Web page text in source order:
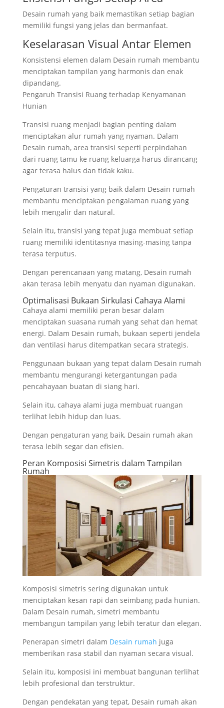
Desain rumah yang baik memastikan setiap bagian
memiliki fungsi yang jelas dan bermanfaat.
Keselarasan Visual Antar Elemen
Konsistensi elemen dalam Desain rumah membantu
menciptakan tampilan yang harmonis dan enak
dipandang.
Pengaruh Transisi Ruang terhadap Kenyamanan
Hunian
Transisi ruang menjadi bagian penting dalam
menciptakan alur rumah yang nyaman. Dalam
Desain rumah, area transisi seperti perpindahan
dari ruang tamu ke ruang keluarga harus dirancang
agar terasa halus dan tidak kaku.
Pengaturan transisi yang baik dalam Desain rumah
membantu menciptakan pengalaman ruang yang
lebih mengalir dan natural.
Selain itu, transisi yang tepat juga membuat setiap
ruang memiliki identitasnya masing-masing tanpa
terasa terputus.
Dengan perencanaan yang matang, Desain rumah
akan terasa lebih menyatu dan nyaman digunakan.
Optimalisasi Bukaan Sirkulasi Cahaya Alami
Cahaya alami memiliki peran besar dalam
menciptakan suasana rumah yang sehat dan hemat
energi. Dalam Desain rumah, bukaan seperti jendela
dan ventilasi harus ditempatkan secara strategis.
Penggunaan bukaan yang tepat dalam Desain rumah
membantu mengurangi ketergantungan pada
pencahayaan buatan di siang hari.
Selain itu, cahaya alami juga membuat ruangan
terlihat lebih hidup dan luas.
Dengan pengaturan yang baik, Desain rumah akan
terasa lebih segar dan efisien.
Peran Komposisi Simetris dalam Tampilan
Rumah
Komposisi simetris sering digunakan untuk
menciptakan kesan rapi dan seimbang pada hunian.
Dalam Desain rumah, simetri membantu
membangun tampilan yang lebih teratur dan elegan.
Penerapan simetri dalam Desain rumah juga
memberikan rasa stabil dan nyaman secara visual.
Selain itu, komposisi ini membuat bangunan terlihat
lebih profesional dan terstruktur.
Dengan pendekatan yang tepat, Desain rumah akan